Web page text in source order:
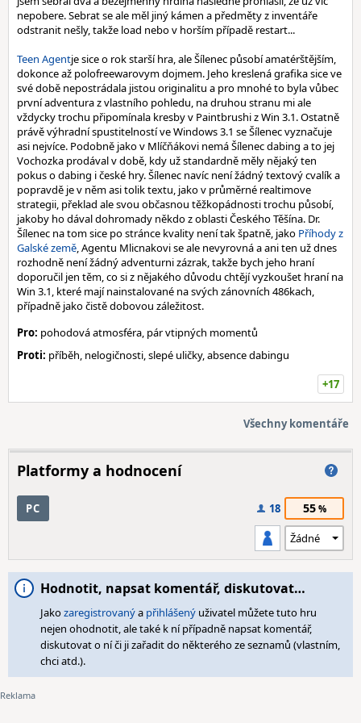
nepobere. Sebrat se ale měl jiný kámen a předměty z inventáře
odstranit nešly, takže load nebo v horším případě restart...
Teen Agentje sice o rok starší hra, ale Šílenec působí amatérštějším,
dokonce až polofreewarovym dojmem. Jeho kreslená grafika sice ve
své době nepostrádala jistou originalitu a pro mnohé to byla vůbec
první adventura z vlastního pohledu, na druhou stranu mi ale
vždycky trochu připomínala kresby v Paintbrushi z Win 3.1. Ostatně
právě výhradní spustitelností ve Windows 3.1 se Šílenec vyznačuje
asi nejvíce. Podobně jako v Mlíčňákovi nemá Šílenec dabing a to jej
Vochozka prodával v době, kdy už standardně měly nějaký ten
pokus o dabing i české hry. Šílenec navíc není žádný textový cvalík a
popravdě je v něm asi tolik textu, jako v průměrné realtimove
strategii, překlad ale svou občasnou těžkopádnosti trochu působí,
jakoby ho dával dohromady někdo z oblasti Českého Těšína. Dr.
Šílenec na tom sice po stránce kvality není tak špatně, jako Příhody z
Galské země, Agentu Mlicnakovi se ale nevyrovná a ani ten už dnes
rozhodně není žádný adventurni zázrak, takže bych jeho hraní
doporučil jen těm, co si z nějakého důvodu chtějí vyzkoušet hraní na
Win 3.1, které mají nainstalované na svých zánovních 486kach,
případně jako čistě dobovou záležitost.
Pro: pohodová atmosféra, pár vtipných momentů
Proti: příběh, nelogičnosti, slepé uličky, absence dabingu
+17
Všechny komentáře
Platformy a hodnocení
PC 18 55
Hodnotit, napsat komentář, diskutovat…
Jakozaregistrovanýa přihlášený uživatel můžete tuto hru
nejen ohodnotit, ale také k ní případně napsat komentář,
diskutovat o ní či ji zařadit do některého ze seznamů (vlastním,
chci atd.).